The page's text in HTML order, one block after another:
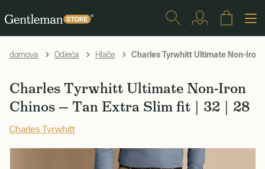
domova Odjeća Hlače Charles Tyrwhitt Ultimate Non-Iron
Charles Tyrwhitt Ultimate Non-Iron
Chinos — Tan Extra Slim fit | 32 | 28
Charles Tyrwhitt